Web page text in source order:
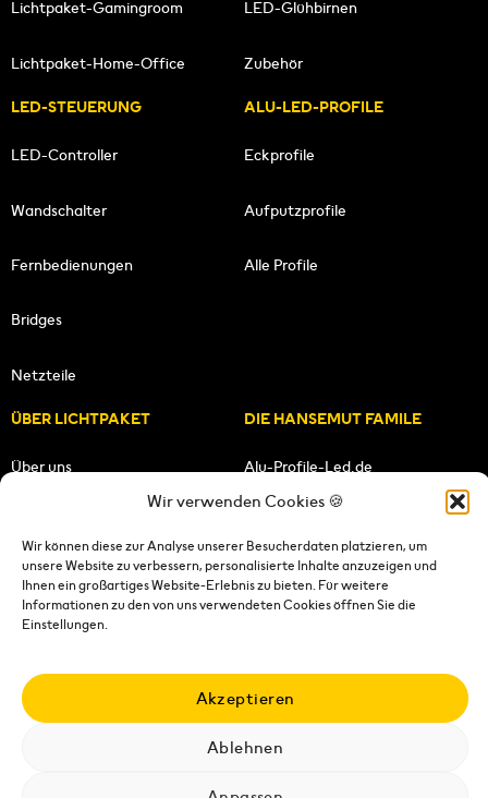
Wir verwenden Cookies 🍪
Wir können diese zur Analyse unserer Besucherdaten platzieren, um
unsere Website zu verbessern, personalisierte Inhalte anzuzeigen und
Ihnen ein großartiges Website-Erlebnis zu bieten. Für weitere
Informationen zu den von uns verwendeten Cookies öffnen Sie die
Einstellungen.
Akzeptieren
Ablehnen
Lichtpaket-Gamingroom
Lichtpaket-Home-Office
LED-Glühbirnen
Zubehör
LED-STEUERUNG
LED-Controller
Wandschalter
Fernbedienungen
Bridges
Netzteile
ALU-LED-PROFILE
Eckprofile
Aufputzprofile
Alle Profile
ÜBER LICHTPAKET
Über uns
Unser Team
DIE HANSEMUT FAMILE
Alu-Profile-Led.de
Lichtpaket.de
Datenschutzerklärung|Wiederrufsrecht